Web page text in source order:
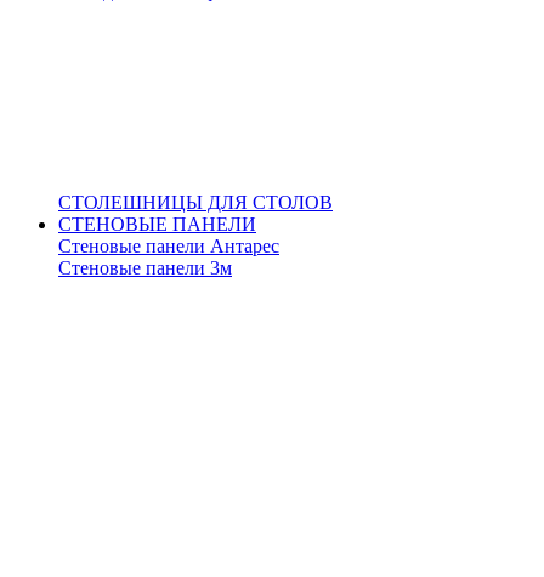
СТОЛЕШНИЦЫ ДЛЯ СТОЛОВ
СТЕНОВЫЕ ПАНЕЛИ
Стеновые панели Антарес
Стеновые панели 3м